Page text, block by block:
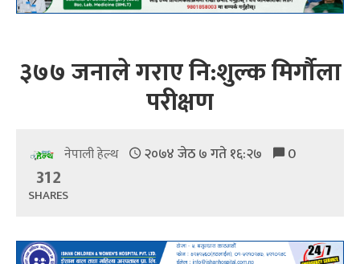
३७७ जनाले गराए नि:शुल्क मिर्गौला
परीक्षण
नेपाली हेल्थ २०७४ जेठ ७ गते १६:२७ 0
312
SHARES